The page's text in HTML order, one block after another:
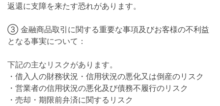
返還に支障を来たす恐れがあります。
③ 金融商品取引に関する重要な事項及びお客様の不利益
となる事実について：
下記の主なリスクがあります。
・借入人の財務状況・信用状況の悪化又は倒産のリスク
・営業者の信用状況の悪化及び債務不履行のリスク
・売却・期限前弁済に関するリスク